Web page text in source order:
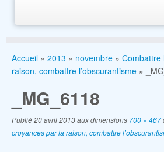
Accueil » 2013 » novembre » Combattre
raison, combattre l’obscurantisme »
_MG_6118
Publié20 avril 2013aux dimensions 700 × 467
croyances par la raison, combattre